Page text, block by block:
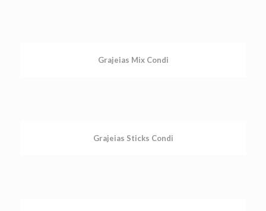
Grajeias Mix Condi
Grajeias Sticks Condi